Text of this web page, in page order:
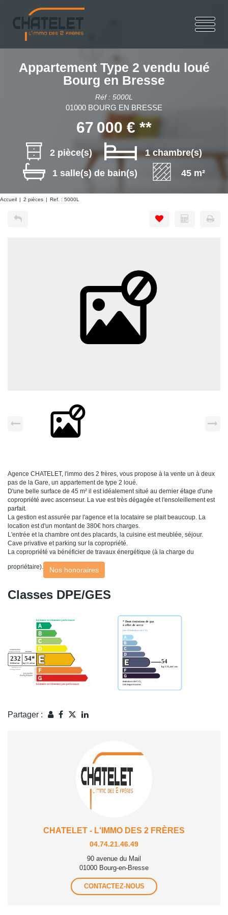
Appartement Type 2 vendu loué
Bourg en Bresse
Réf : 5000L
01000 BOURG EN BRESSE
67 000 € **
2 pièce(s)
1 chambre(s)
1 salle(s) de bain(s)
45 m²
Accueil 2 pièces Ref. : 5000L
Agence CHATELET, l'immo des 2 frères, vous propose à la vente un à deux
pas de la Gare, un appartement de type 2 loué.
D'une belle surface de 45 m² il est idéalement situé au dernier étage d'une
copropriété avec ascenseur. La vue est très dégagée et l'ensoleillement est
parfait.
La gestion est assurée par l'agence et la locataire se plait beaucoup. La
location est d'un montant de 380€ hors charges.
L'entrée et la chambre ont des placards, la cuisine est meublée, séjour.
Cave privative et parking sur la copropriété.
La copropriété va bénéficier de travaux énergétique (à la charge du
propriétaire). Nos honoraires
Classes DPE/GES
Partager :
CHATELET - L'IMMO DES 2 FRÈRES
04.74.21.46.49
90 avenue du Mail
01000 Bourg-en-Bresse
CONTACTEZ-NOUS